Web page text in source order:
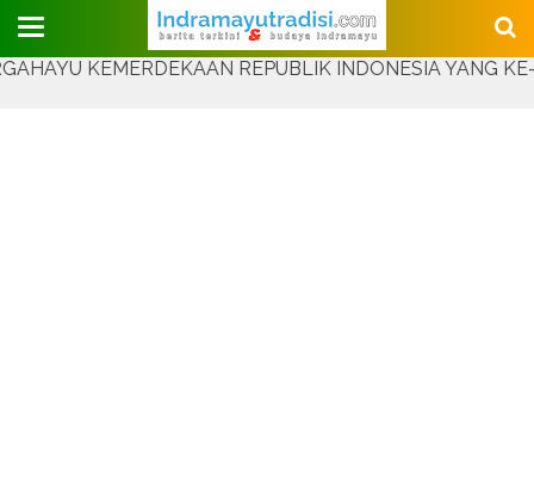
Judul Website
KEMERDEKAAN REPUBLIK INDONESIA YANG KE-81